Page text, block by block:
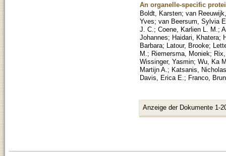
An organelle-specific
Boldt, Karsten; van
Yves; van Beersum, Sylvia
J. C. ; Coene, Karlien L. M. ;
Johannes; Haidari, Khatera;
Barbara; Latour, Brooke;
M. ; Riemersma, Moniek;
Wissinger, Yasmin; Wu, Ka
Martijn A. ; Katsanis, Nicholas
Davis, Erica E. ; Franco,
Anzeige der Dokumente 1-